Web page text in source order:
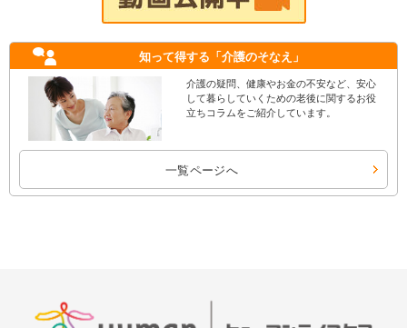
知って得する 「介護のそなえ」
介護の疑問、健康やお金の不安など、安心
して暮らしていくための老後に関するお役
立ちコラムをご紹介しています。
一覧ページへ